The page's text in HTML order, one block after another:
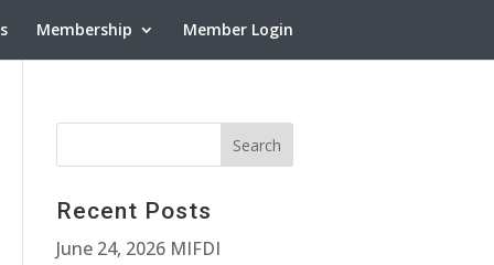
Membership Member Login
Recent Posts
June 24, 2026 MIFDI